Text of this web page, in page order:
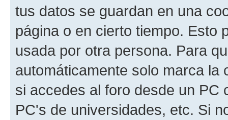
tus datos se guardan en una
página o en cierto tiempo. Esto
usada por otra persona. Para
automáticamente solo marca la
si accedes al foro desde un PC
PC's de universidades, etc. Si